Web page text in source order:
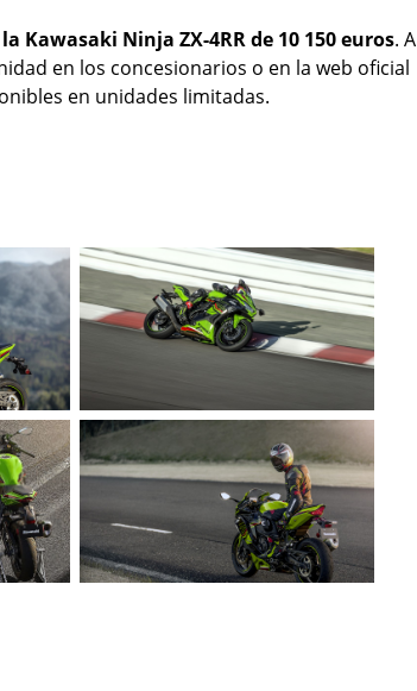
Kawasaki Ninja ZX-4RR de 10 150 euros. A
en los concesionarios o en la web oficial
en unidades limitadas.